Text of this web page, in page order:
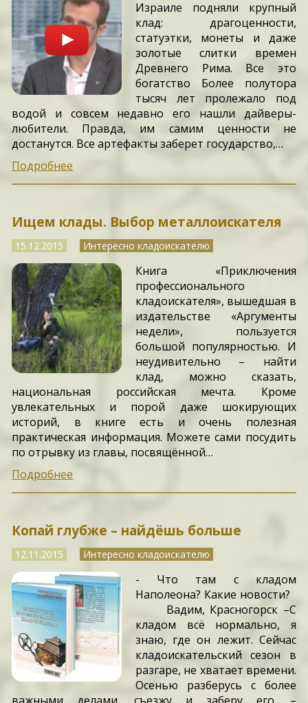
Израиле подняли крупный
клад: драгоценности,
статуэтки, монеты и даже
золотые слитки времен
Древнего Рима. Все это
богатство Более полутора
тысяч лет пролежало под
водой и совсем недавно его нашли дайверы-
любители. Правда, им самим ценности не
достанутся. Все артефакты заберет государство,…
Подробнее
Ищем клады. Выбор металлоискателя
15.12.2015 Интересно кладоискателю
Книга «Приключения
профессионального
кладоискателя», вышедшая в
издательстве «Аргументы
недели», пользуется
большой популярностью. И
неудивительно – найти
клад, можно сказать,
национальная российская мечта. Кроме
увлекательных и порой даже шокирующих
историй, в книге есть и очень полезная
практическая информация. Можете сами посудить
по отрывку из главы, посвящённой…
Подробнее
Копай глубже – найдёшь больше
12.11.2015 Интересно кладоискателю
- Что там с кладом
Наполеона? Какие новости?
Вадим, Красногорск –С
кладом всё нормально, я
знаю, где он лежит. Сейчас
кладоискательский сезон в
разгаре, не хватает времени.
Осенью разберусь с более